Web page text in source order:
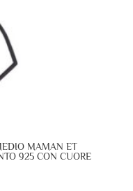
MAMAN ET
925 CON CUORE